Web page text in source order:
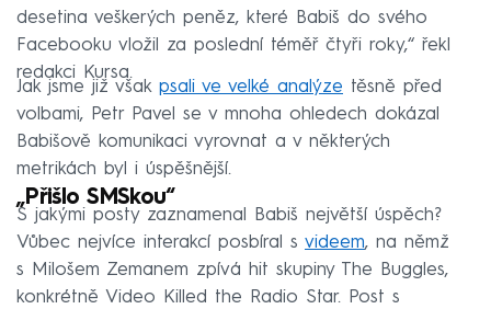
desetina veškerých peněz, které Babiš do svého
Facebooku vložil za poslední téměř čtyři roky,“ řekl
redakci Kursa.
Jak jsme již však psali ve velké analýze těsně před
volbami, Petr Pavel se v mnoha ohledech dokázal
Babišově komunikaci vyrovnat a v některých
metrikách byl i úspěšnější.
„Přišlo SMSkou“
S jakými posty zaznamenal Babiš největší úspěch?
Vůbec nejvíce interakcí posbíral s videem, na němž
s Milošem Zemanem zpívá hit skupiny The Buggles,
konkrétně Video Killed the Radio Star. Post s